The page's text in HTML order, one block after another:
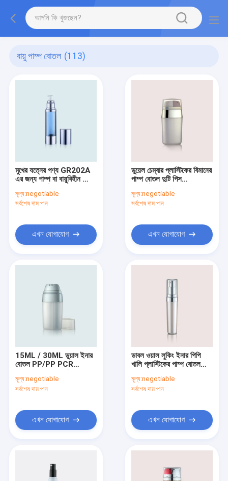
বায়ু পাম্প বোতল (113)
মুখের যত্নের পণ্য GR202A
এর জন্য পাম্প বা বায়ুবিহীন স্প্রে
মূল্য:negotiable
সর্বশেষ দাম পান
এখন যোগাযোগ
ডুয়েল চেম্বার প্লাস্টিকের বিমানের
পাম্প বোতল দুটি পিস
30ML GR103B
মূল্য:negotiable
সর্বশেষ দাম পান
এখন যোগাযোগ
15ML / 30ML ডুয়াল ইনার
বোতল PP/PP PCR
অ্যাকচুয়েটর GR103A
মূল্য:negotiable
সর্বশেষ দাম পান
এখন যোগাযোগ
ডাবল ওয়াল লুকিং ইনার পিপি
খালি প্লাস্টিকের পাম্প বোতল
মূল্য:negotiable
সর্বশেষ দাম পান
এখন যোগাযোগ